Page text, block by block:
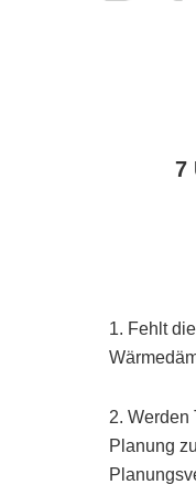
7
1. Fehlt
2. Werden
Planung